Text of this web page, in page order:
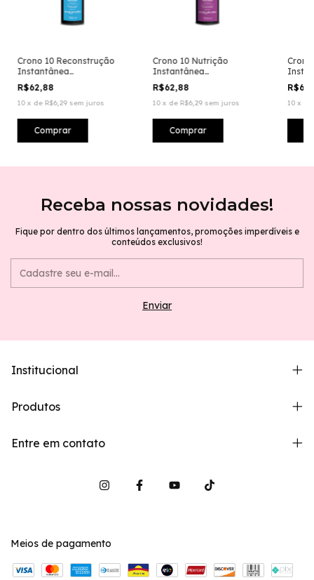
Crono 10 Reconstrução
Instantânea
Condicionante
R$62,88
10 x de R$6,29 sem juros
Crono 10 Nutrição
Instantânea
Condicionante
R$62,88
10 x de R$6,29 sem juros 10 x
Receba nossas novidades!
Fique por dentro dos últimos lançamentos, promoções imperdíveis e
conteúdos exclusivos!
Institucional
Produtos
Entre em contato
Meios de pagamento